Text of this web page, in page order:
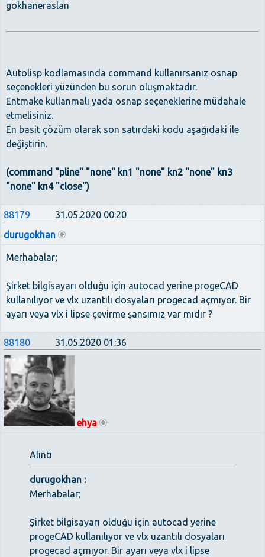
gokhaneraslan
Autolisp kodlamasında command kullanırsanız osnap
seçenekleri yüzünden bu sorun oluşmaktadır.
Entmake kullanmalı yada osnap seçeneklerine müdahale
etmelisiniz.
En basit çözüm olarak son satırdaki kodu aşağıdaki ile
değiştirin.
(command "pline" "none" kn1 "none" kn2 "none" kn3
"none" kn4 "close")
88179
31.05.2020 00:20
durugokhan
Merhabalar;
Şirket bilgisayarı olduğu için autocad yerine progeCAD
kullanılıyor ve vlx uzantılı dosyaları progecad açmıyor. Bir
ayarı veya vlx i lipse çevirme şansımız var mıdır ?
88180 31.05.2020 01:36
ehya
Alıntı
durugokhan :
Merhabalar;
Şirket bilgisayarı olduğu için autocad yerine
progeCAD kullanılıyor ve vlx uzantılı dosyaları
progecad açmıyor. Bir ayarı veya vlx i lipse